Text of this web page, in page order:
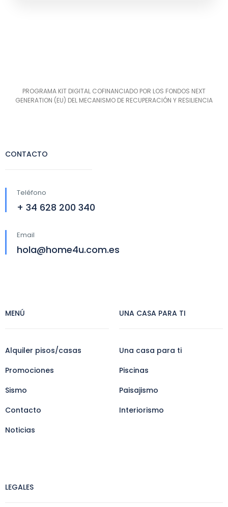
PROGRAMA KIT DIGITAL COFINANCIADO POR LOS FONDOS NEXT
GENERATION (EU) DEL MECANISMO DE RECUPERACIÓN Y RESILIENCIA
CONTACTO
Teléfono
+ 34 628 200 340
Email
hola@home4u.com.es
MENÚ
Alquiler pisos/casas
Promociones
Sismo
Contacto
Noticias
UNA CASA PARA TI
Una casa para ti
Piscinas
Paisajismo
Interiorismo
LEGALES